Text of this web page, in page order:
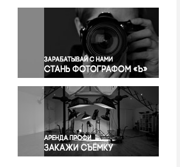
Окружающая среда
Политика
Правосудие
Происшествия и конфликты
Религия
Светская жизнь
Спорт
Экология
Экономика и бизнес